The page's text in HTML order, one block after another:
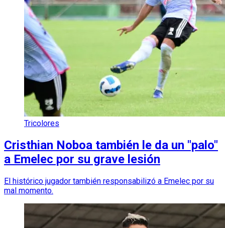
Tricolores
Cristhian Noboa también le da un "palo"
a Emelec por su grave lesión
El histórico jugador también responsabilizó a Emelec por su
mal momento.